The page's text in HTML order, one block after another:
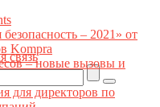
связь
– 2021» от
Kompra
– новые вызовы и
для директоров по